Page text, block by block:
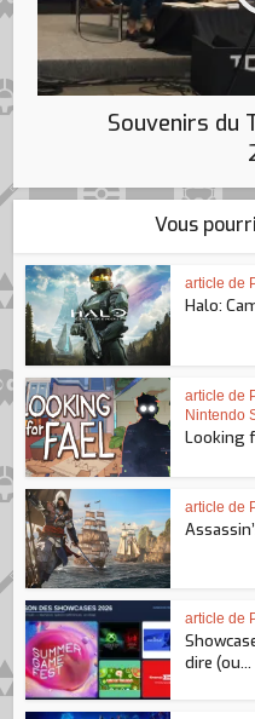
Souvenirs du
Vous
article de
Halo:
article de
Nintendo
Looking
article de
article de
dire (ou...